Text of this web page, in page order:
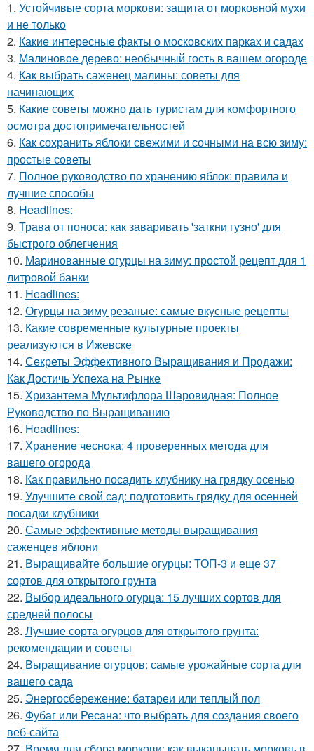
1. Устойчивые сорта моркови: защита от морковной мухи
и не только
2. Какие интересные факты о московских парках и садах
3. Малиновое дерево: необычный гость в вашем огороде
4. Как выбрать саженец малины: советы для
начинающих
5. Какие советы можно дать туристам для комфортного
осмотра достопримечательностей
6. Как сохранить яблоки свежими и сочными на всю зиму:
простые советы
7. Полное руководство по хранению яблок: правила и
лучшие способы
8. Headlines:
9. Трава от поноса: как заваривать 'заткни гузно' для
быстрого облегчения
10. Маринованные огурцы на зиму: простой рецепт для 1
литровой банки
11. Headlines:
12. Огурцы на зиму резаные: самые вкусные рецепты
13. Какие современные культурные проекты
реализуются в Ижевске
14. Секреты Эффективного Выращивания и Продажи:
Как Достичь Успеха на Рынке
15. Хризантема Мультифлора Шаровидная: Полное
Руководство по Выращиванию
16. Headlines:
17. Хранение чеснока: 4 проверенных метода для
вашего огорода
18. Как правильно посадить клубнику на грядку осенью
19. Улучшите свой сад: подготовить грядку для осенней
посадки клубники
20. Самые эффективные методы выращивания
саженцев яблони
21. Выращивайте большие огурцы: ТОП-3 и еще 37
сортов для открытого грунта
22. Выбор идеального огурца: 15 лучших сортов для
средней полосы
23. Лучшие сорта огурцов для открытого грунта:
рекомендации и советы
24. Выращивание огурцов: самые урожайные сорта для
вашего сада
25. Энергосбережение: батареи или теплый пол
26. Фубаг или Ресана: что выбрать для создания своего
веб-сайта